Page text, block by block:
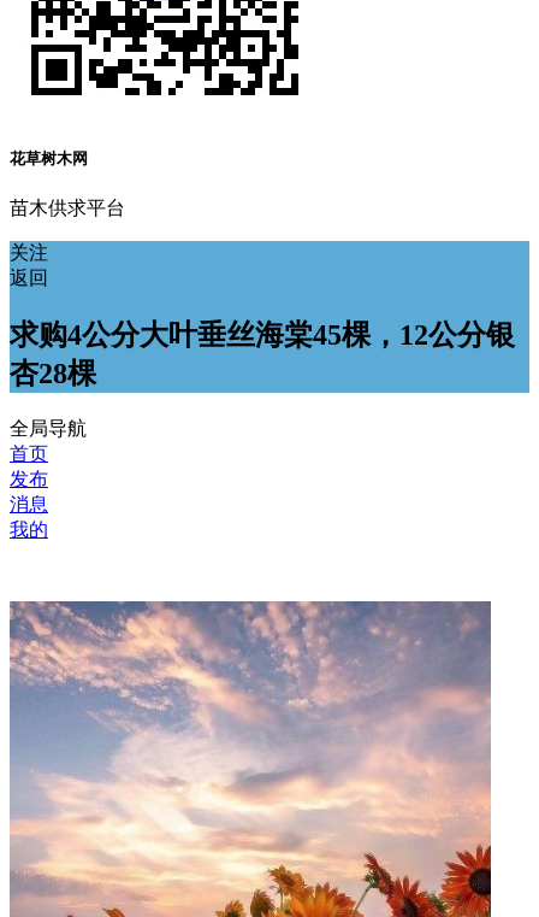
花草树木网
苗木供求平台
关注
返回
求购4公分大叶垂丝海棠45棵，12公分银
杏28棵
全局导航
首页
发布
消息
我的